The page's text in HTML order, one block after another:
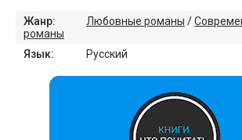
Жанр: Любовные романы /
романы
Язык:
Русский